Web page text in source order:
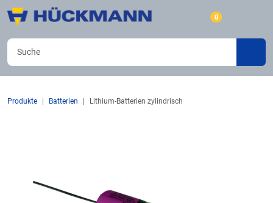
0
Produkte Batterien Lithium-Batterien zylindrisch